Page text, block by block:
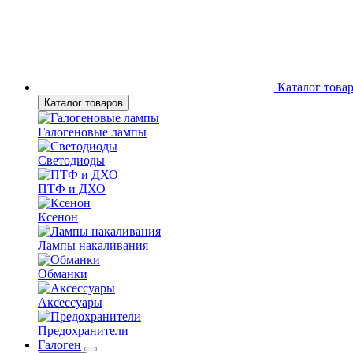
Каталог
Каталог товаров
Галогеновые лампы
Светодиоды
ПТФ и ДХО
Ксенон
Лампы накаливания
Обманки
Аксессуары
Предохранители
Галоген